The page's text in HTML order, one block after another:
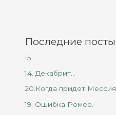
Последние посты
15.
14. Декабрит…
20.Когда придет Мессия
19. Ошибка Ромео.